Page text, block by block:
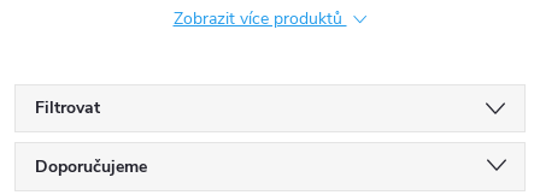
Zobrazit více produktů
Filtrovat
Ř
Doporučujeme